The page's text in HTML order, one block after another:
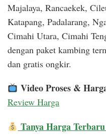
Majalaya, Rancaekek,
Katapang, Padalarang,
Cimahi Utara, Cimahi
dengan paket kambing
dan gratis ongkir.
Video Proses &
Review Harga
Tanya Harga